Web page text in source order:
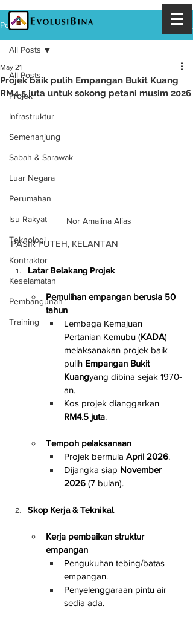
Post
All Posts
Projek
Infrastruktur
Semenanjung
Sabah & Sarawak
Luar Negara
Perumahan
Isu Rakyat
Teknologi
Kontraktor
Keselamatan
Pembangunan
Training
All Posts
Projek baik pulih Empangan Bukit Kuang
RM4.5 juta untuk sokong petani musim 2026
May 21
| Nor Amalina Alias
PASIR PUTEH, KELANTAN
Latar Belakang Projek
Pemulihan empangan berusia 50
tahun
Lembaga Kemajuan
Pertanian Kemubu (KADA)
melaksanakan projek baik
pulih Empangan Bukit
Kuangyang dibina sejak 1970-
an.
Kos projek dianggarkan
RM4.5 juta.
Tempoh pelaksanaan
Projek bermula April 2026.
Dijangka siap November
2026 (7 bulan).
Skop Kerja & Teknikal
Kerja pembaikan struktur
empangan
Pengukuhan tebing/batas
empangan.
Penyelenggaraan pintu air
sedia ada.